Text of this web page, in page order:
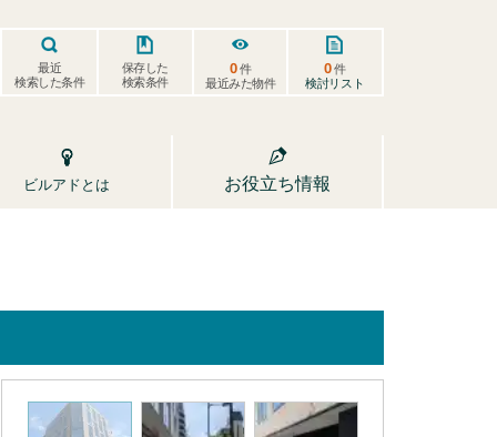
最近
検索した条件
保存した
検索条件
0件
最近みた物件
0件
検討リスト
ビルアドとは お役立ち情報